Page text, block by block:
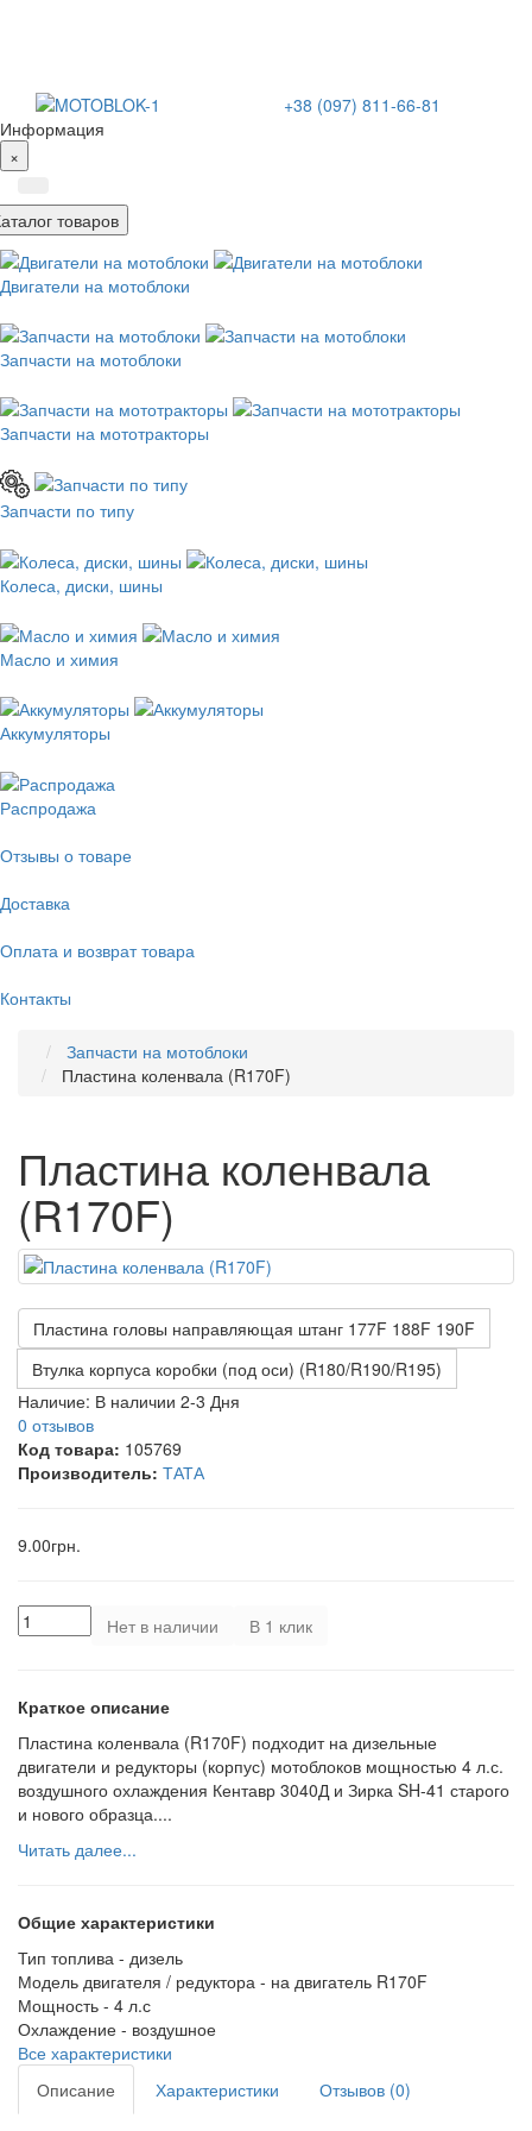
+38 (097) 811-66-81
Информация
×
товаров
Двигатели на мотоблоки
Запчасти на мотоблоки
Запчасти на мототракторы
Запчасти по типу
Колеса, диски, шины
Масло и химия
Аккумуляторы
Распродажа
Отзывы о товаре
Доставка
Оплата и возврат товара
Контакты
Запчасти на мотоблоки
Пластина коленвала (R170F)
Пластина коленвала
(R170F)
Пластина головы направляющая штанг 177F 188F 190F
Втулка корпуса коробки (под оси) (R180/R190/R195)
Наличие: В наличии 2-3 Дня
0 отзывов
Код товара: 105769
Производитель: ТАТА
9.00грн.
Нет в наличии В 1 клик
Краткое описание
Пластина коленвала (R170F) подходит на дизельные
двигатели и редукторы (корпус) мотоблоков мощностью 4 л.с.
воздушного охлаждения Кентавр 3040Д и Зирка SH-41 старого
и нового образца....
Читать далее...
Общие характеристики
Тип топлива - дизель
Модель двигателя / редуктора - на двигатель R170F
Мощность - 4 л.с
Охлаждение - воздушное
Все характеристики
Описание
Характеристики Отзывов (0)